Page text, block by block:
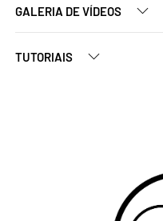
GALERIA DE VÍDEOS
TUTORIAIS